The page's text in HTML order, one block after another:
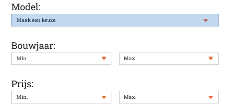
Model:
Bouwjaar:
Prijs: